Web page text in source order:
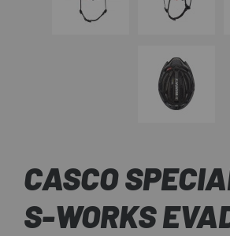
CASCO
S-WORKS